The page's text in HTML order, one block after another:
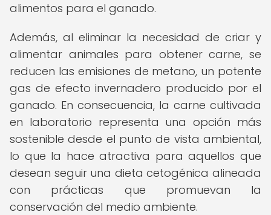
alimentos para el ganado.
Además, al eliminar la necesidad de criar y
alimentar animales para obtener carne, se
reducen las emisiones de metano, un potente
gas de efecto invernadero producido por el
ganado. En consecuencia, la carne cultivada
en laboratorio representa una opción más
sostenible desde el punto de vista ambiental,
lo que la hace atractiva para aquellos que
desean seguir una dieta cetogénica alineada
con prácticas que promuevan la
conservación del medio ambiente.